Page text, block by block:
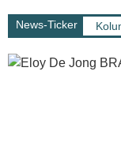
News-Ticker